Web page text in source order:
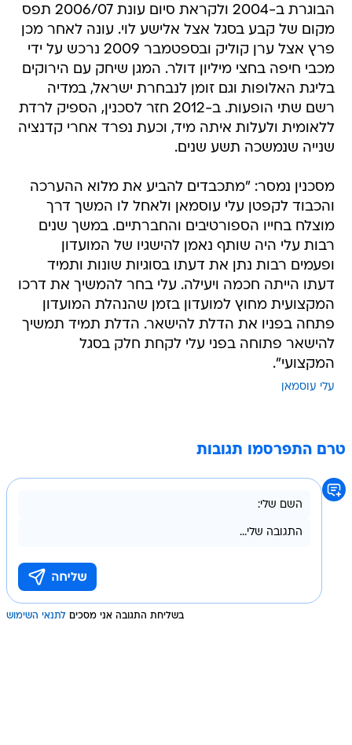
הבוגרת ב-2004 ולקראת סיום עונת 2006/07 תפס
מקום של קבע בסגל אצל אלישע לוי. עונה לאחר מכן
פרץ אצל ערן קוליק ובספטמבר 2009 נרכש על ידי
מכבי חיפה בחצי מיליון דולר. המגן שיחק עם הירוקים
בליגת האלופות וגם זומן לנבחרת ישראל, במדיה
רשם שתי הופעות. ב-2012 חזר לסכנין, הספיק לרדת
ללאומית ולעלות איתה מיד, וכעת נפרד אחרי קדנציה
שנייה שנמשכה תשע שנים.
מסכנין נמסר: "מתכבדים להביע את מלוא ההערכה
והכבוד לקפטן עלי עוסמאן ולאחל לו המשך דרך
מוצלח בחייו הספורטיבים והחברתיים. במשך שנים
רבות עלי היה שותף נאמן להישגיו של המועדון
ופעמים רבות נתן את דעתו בסוגיות שונות ותמיד
דעתו הייתה חכמה ויעילה. עלי בחר להמשיך את דרכו
המקצועית מחוץ למועדון בזמן שהנהלת המועדון
פתחה בפניו את הדלת להישאר. הדלת תמיד תמשיך
להישאר פתוחה בפני עלי לקחת חלק בסגל
המקצועי".
עלי עוסמאן
טרם התפרסמו תגובות
בשליחת התגובה אני מסכים לתנאי השימוש